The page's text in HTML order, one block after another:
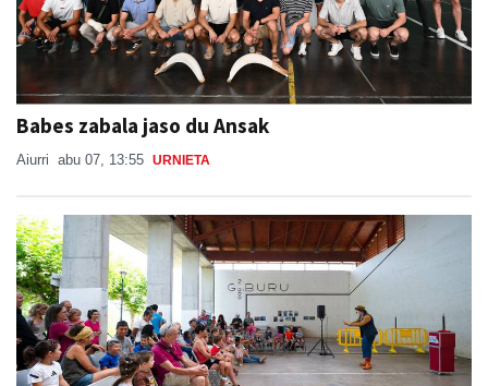
Babes zabala jaso du Ansak
Aiurri abu 07, 13:55 URNIETA